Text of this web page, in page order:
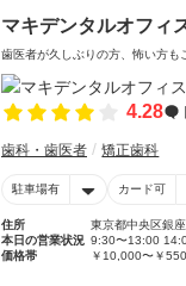
マキデンタルオフィ
歯医者が久しぶりの方、怖い方も
4.28
歯科・歯医者 矯正歯科
駐車場有 カード可
住所
東京都中央区銀
本日の営業状況 9:30〜13:00
価格帯
￥10,000〜￥